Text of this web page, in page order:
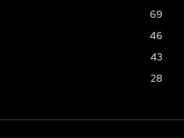
69
46
43
28